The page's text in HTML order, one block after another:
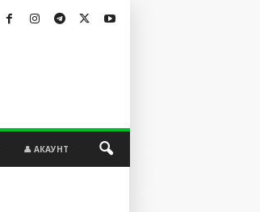
👤 АКАУНТ